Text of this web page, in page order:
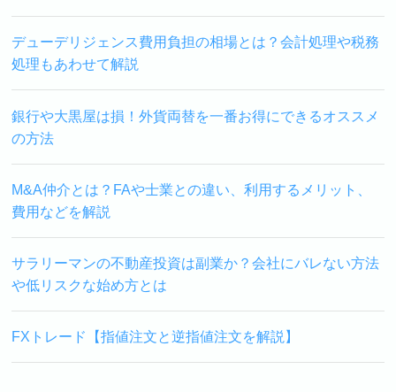
デューデリジェンス費用負担の相場とは？会計処理や税務
処理もあわせて解説
銀行や大黒屋は損！外貨両替を一番お得にできるオススメ
の方法
M&A仲介とは？FAや士業との違い、利用するメリット、
費用などを解説
サラリーマンの不動産投資は副業か？会社にバレない方法
や低リスクな始め方とは
FXトレード【指値注文と逆指値注文を解説】